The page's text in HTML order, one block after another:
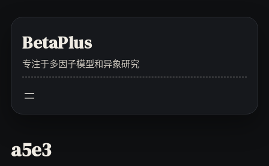
contentBetaPlus
专注于多因子模型和异象研究
a5e3